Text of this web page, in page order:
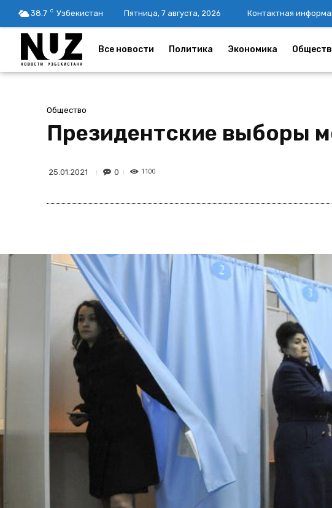
38.7 C Узбекистан Пятница, 7 августа, 2026 Контактная
Все новости Политика Экономика
Общество
Президентские выборы
25.01.2021 0 1100